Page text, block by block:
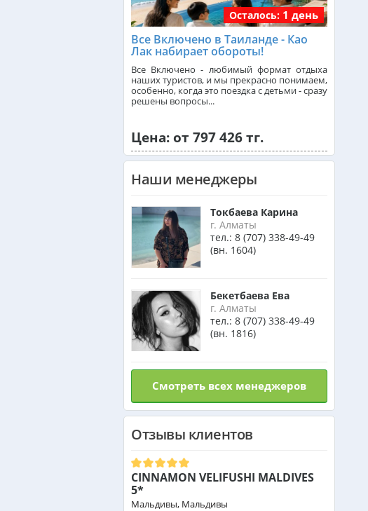
Франция из Алматы
Болгария из Алматы
Сингапур из Алматы
Танзания из Алматы
Венгрия из Алматы
Израиль из Алматы
Маврикий из Алматы
Осталось: 1 день
Все Включено в Таиланде - Као
Лак набирает обороты!
Все Включено - любимый формат отдыха
наших туристов, и мы прекрасно понимаем,
особенно, когда это поездка с детьми - сразу
решены вопросы...
Цена: от 797 426 тг.
Наши менеджеры
Токбаева Карина
г. Алматы
тел.: 8 (707) 338-49-49
(вн. 1604)
Бекетбаева Ева
г. Алматы
тел.: 8 (707) 338-49-49
(вн. 1816)
Смотреть всех менеджеров
Отзывы клиентов
CINNAMON VELIFUSHI MALDIVES
5*
Мальдивы, Мальдивы